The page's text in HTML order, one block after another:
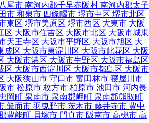
八尾市 南河内郡千早赤阪村 南河内郡太子
市 和泉市 四條畷市 堺市中区 堺市北区
東区 堺市美原区 堺市西区 大東市 大阪
区 大阪市住吉区 大阪市北区 大阪市城東
天王寺区 大阪市平野区 大阪市旭区 大
成区 大阪市東淀川区 大阪市此花区 大阪
大阪市港区 大阪市生野区 大阪市福島区
区 大阪市西淀川区 大阪市都島区 大阪市
大阪狭山市 守口市 富田林市 寝屋川市
市 松原市 枚方市 柏原市 池田市 河内長
岡町 泉南市 泉南郡岬町 泉南郡熊取町
箕面市 羽曳野市 茨木市 藤井寺市 豊中
豊能町 貝塚市 門真市 阪南市 高槻市 高